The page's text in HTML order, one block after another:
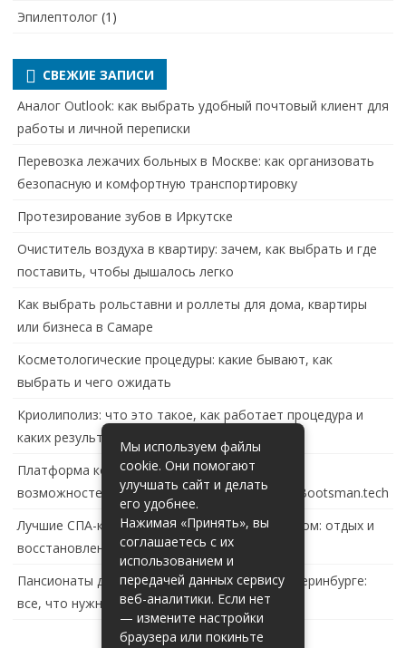
Эпилептолог (1)
СВЕЖИЕ ЗАПИСИ
Аналог Outlook: как выбрать удобный почтовый клиент для
работы и личной переписки
Перевозка лежачих больных в Москве: как организовать
безопасную и комфортную транспортировку
Протезирование зубов в Иркутске
Очиститель воздуха в квартиру: зачем, как выбрать и где
поставить, чтобы дышалось легко
Как выбрать рольставни и роллеты для дома, квартиры
или бизнеса в Самаре
Косметологические процедуры: какие бывают, как
выбрать и чего ожидать
Криолиполиз: что это такое, как работает процедура и
каких результатов ждать
Платформа контейнеризации в России: обзор
возможностей и перспектив развития сайта Bootsman.tech
Лучшие СПА-комплексы в Тольятти с бассейном: отдых и
восстановление за городом
Пансионаты для пожилых с деменцией в Екатеринбурге:
все, что нужно знать
Мы используем файлы
cookie. Они помогают
улучшать сайт и делать
его удобнее.
Нажимая «Принять», вы
соглашаетесь с их
использованием и
передачей данных сервису
веб-аналитики. Если нет
— измените настройки
браузера или покиньте